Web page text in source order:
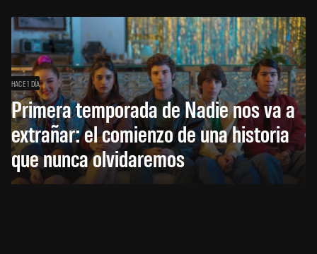
HACE 1 DÍA
Primera temporada de Nadie nos va a
extrañar: el comienzo de una historia
que nunca olvidaremos